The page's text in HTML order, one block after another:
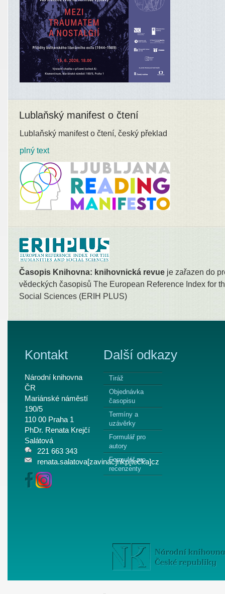
Lublaňský manifest o čtení
Lublaňský manifest o čtení, český překlad
plný text
Časopis Knihovna: knihovnická revue je zařazen do
vědeckých časopisů The European Reference Index for
Social Sciences (ERIH PLUS)
Kontakt
Národní knihovna
ČR
Mariánské náměstí
190/5
110 00 Praha 1
PhDr. Renata Krejčí
Salátová
221 663 343
renata.salatova[zavináč]nkp[tečka]cz
Další odkazy
Tiráž
Objednávka
časopisu
Termíny a
uzávěrky
Formulář pro
autory
Formulář pro
recenzenty